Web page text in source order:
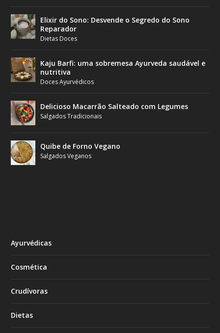
Elixir do Sono: Desvende o Segredo do Sono
Reparador
Dietas Doces
Kaju Barfi: uma sobremesa Ayurveda saudável e
nutritiva
Doces Ayurvédicos
Delicioso Macarrão Salteado com Legumes
Salgados Tradicionais
Quibe de Forno Vegano
Salgados Veganos
Ayurvédicas
Cosmética
Crudívoras
Dietas